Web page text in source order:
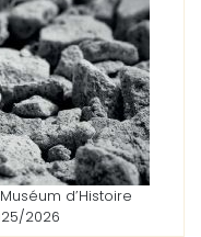
d’Histoire
2026